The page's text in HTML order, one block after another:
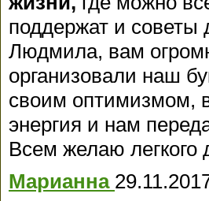
поддержат и советы
Людмила, вам
организовали наш
своим оптимизмом,
энергия и нам
Всем желаю легкого
Марианна